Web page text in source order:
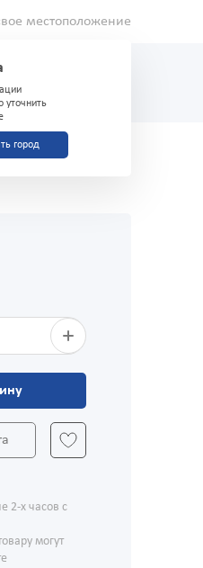
местоположение
уточнить
город
гинекологический
2-х часов с
могут